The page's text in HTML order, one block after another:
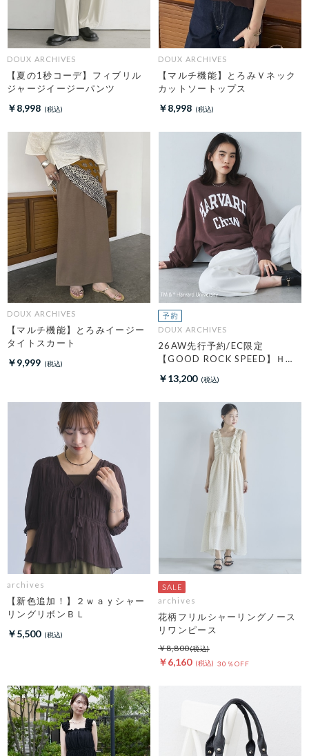
DOUX ARCHIVES
【夏の1秒コーデ】フィブリル
ジャージイージーパンツ
￥8,998
DOUX ARCHIVES
【マルチ機能】とろみＶネック
カットソートップス
￥8,998
DOUX ARCHIVES
【マルチ機能】とろみイージー
タイトスカート
￥9,999
DOUX ARCHIVES
26AW先行予約/EC限定
【GOOD ROCK SPEED】ＨＡ
ＲＶＡＲＤ Ｓｗｅａｔ
￥13,200
archives
【新色追加！】２ｗａｙシャー
リングリボンＢＬ
￥5,500
archives
花柄フリルシャーリングノース
リワンピース
￥6,160 30％OFF
￥8,800